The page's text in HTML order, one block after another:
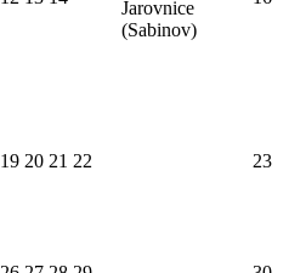
Jarovnice
(Sabinov)
19 20 21 22 23